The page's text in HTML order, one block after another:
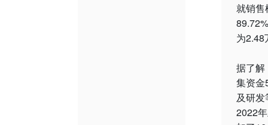
就销售
为2.48
据了解
集资金
及研
2022